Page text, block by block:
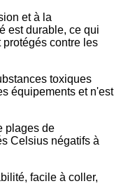
et à la
est durable, ce qui
contre les
toxiques
équipements et n'est
plages de
Celsius négatifs à
facile à coller,